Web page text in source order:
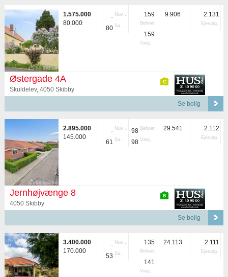
1.575.000
80.000
- Nuvær.
80 Samlet
159
Beboet
159
Vægtet
9.906 2.131
Ejerudg.
Østergade 4A
Skuldelev, 4050 Skibby
Se bolig
2.895.000
145.000
- Nuvær.
61 Samlet
98 Beboet
98 Vægtet
29.541 2.112
Ejerudg.
Jernhøjvænge 8
4050 Skibby
Se bolig
3.400.000
170.000
- Nuvær.
53 Samlet
135
Beboet
141
Vægtet
24.113 2.111
Ejerudg.